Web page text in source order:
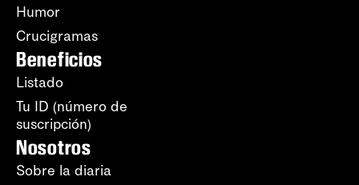
Humor
Crucigramas
Beneficios
Listado
Tu ID (número de
suscripción)
Nosotros
Sobre la diaria